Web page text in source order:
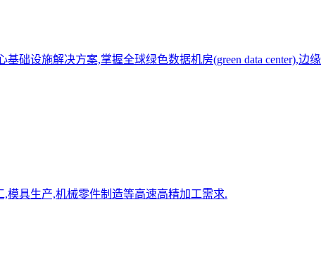
础设施解决方案,掌握全球绿色数据机房(green data center),边缘
模具生产,机械零件制造等高速高精加工需求.